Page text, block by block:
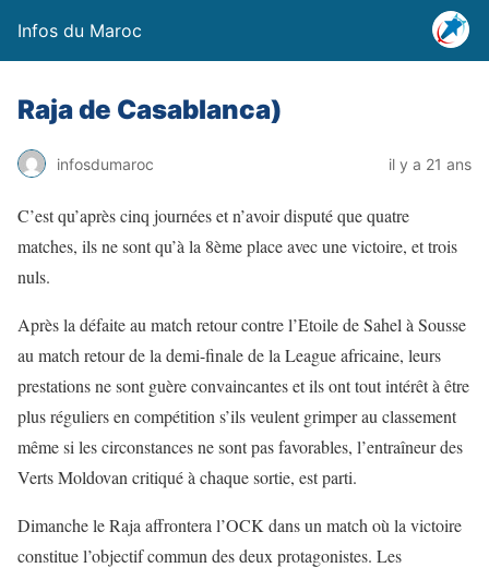
Infos du Maroc
Raja de Casablanca)
infosdumaroc il y a 21 ans
C’est qu’après cinq journées et n’avoir disputé que quatre
matches, ils ne sont qu’à la 8ème place avec une victoire, et trois
nuls.
Après la défaite au match retour contre l’Etoile de Sahel à Sousse
au match retour de la demi-finale de la League africaine, leurs
prestations ne sont guère convaincantes et ils ont tout intérêt à être
plus réguliers en compétition s’ils veulent grimper au classement
même si les circonstances ne sont pas favorables, l’entraîneur des
Verts Moldovan critiqué à chaque sortie, est parti.
Dimanche le Raja affrontera l’OCK dans un match où la victoire
constitue l’objectif commun des deux protagonistes. Les